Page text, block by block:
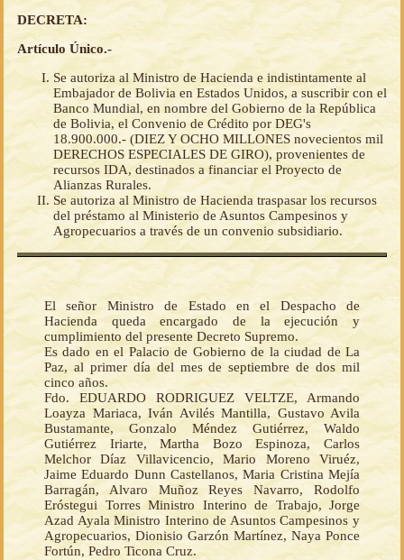
DECRETA:
Artículo Único.-
Se autoriza al Ministro de Hacienda e indistintamente al
Embajador de Bolivia en Estados Unidos, a suscribir con el
Banco Mundial, en nombre del Gobierno de la República
de Bolivia, el Convenio de Crédito por DEG's
18.900.000.- (DIEZ Y OCHO MILLONES novecientos mil
DERECHOS ESPECIALES DE GIRO), provenientes de
recursos IDA, destinados a financiar el Proyecto de
Alianzas Rurales.
Se autoriza al Ministro de Hacienda traspasar los recursos
del préstamo al Ministerio de Asuntos Campesinos y
Agropecuarios a través de un convenio subsidiario.
El señor Ministro de Estado en el Despacho de
Hacienda queda encargado de la ejecución y
cumplimiento del presente Decreto Supremo.
Es dado en el Palacio de Gobierno de la ciudad de La
Paz, al primer día del mes de septiembre de dos mil
cinco años.
Fdo. EDUARDO RODRIGUEZ VELTZE, Armando
Loayza Mariaca, Iván Avilés Mantilla, Gustavo Avila
Bustamante, Gonzalo Méndez Gutiérrez, Waldo
Gutiérrez Iriarte, Martha Bozo Espinoza, Carlos
Melchor Díaz Villavicencio, Mario Moreno Viruéz,
Jaime Eduardo Dunn Castellanos, Maria Cristina Mejía
Barragán, Alvaro Muñoz Reyes Navarro, Rodolfo
Eróstegui Torres Ministro Interino de Trabajo, Jorge
Azad Ayala Ministro Interino de Asuntos Campesinos y
Agropecuarios, Dionisio Garzón Martínez, Naya Ponce
Fortún, Pedro Ticona Cruz.